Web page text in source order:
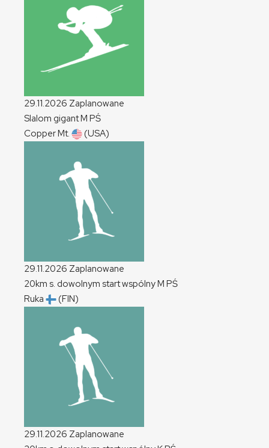
29.11.2026 Zaplanowane
Slalom gigantM PŚ
Copper Mt.
(USA)
29.11.2026 Zaplanowane
20km s. dowolnym start wspólnyM PŚ
Ruka
(FIN)
29.11.2026 Zaplanowane